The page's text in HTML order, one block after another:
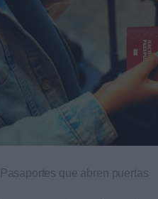
Pasaportes que abren puertas